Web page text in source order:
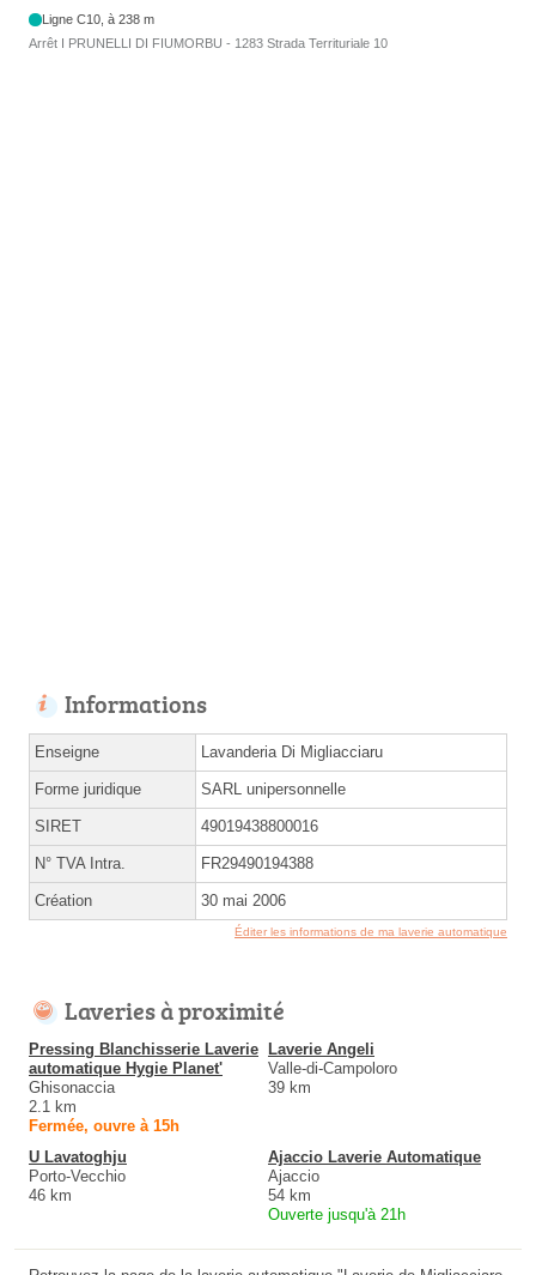
Ligne C10, à 238 m
Arrêt I PRUNELLI DI FIUMORBU - 1283 Strada Territuriale 10
Informations
Enseigne Lavanderia Di Migliacciaru
Forme juridique SARL unipersonnelle
SIRET 49019438800016
N° TVA Intra. FR29490194388
Création 30 mai 2006
Éditer les informations de ma laverie automatique
Laveries à proximité
Pressing Blanchisserie Laverie
automatique Hygie Planet'
Ghisonaccia
2.1 km
Fermée, ouvre à 15h
Laverie Angeli
Valle-di-Campoloro
39 km
U Lavatoghju
Porto-Vecchio
46 km
Ajaccio Laverie Automatique
Ajaccio
54 km
Ouverte jusqu'à 21h